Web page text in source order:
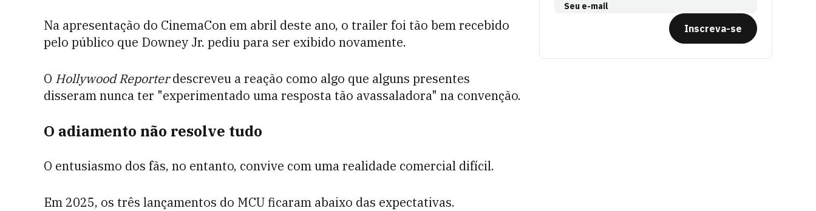
Na apresentação do CinemaCon em abril deste ano, o trailer foi tão bem recebido
pelo público que Downey Jr. pediu para ser exibido novamente.
O Hollywood Reporterdescreveu a reação como algo que alguns presentes
disseram nunca ter "experimentado uma resposta tão avassaladora" na convenção.
O adiamento não resolve tudo
O entusiasmo dos fãs, no entanto, convive com uma realidade comercial difícil.
Em 2025, os três lançamentos do MCU ficaram abaixo das expectativas.
Seu e-mail
Inscreva-se